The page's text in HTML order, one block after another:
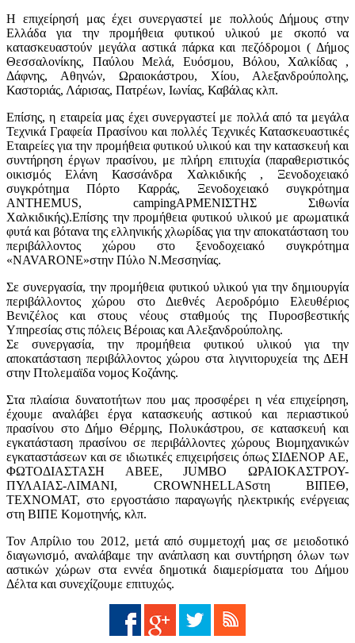
Η επιχείρησή μας έχει συνεργαστεί με πολλούς Δήμους στην
Ελλάδα για την προμήθεια φυτικού υλικού με σκοπό να
κατασκευαστούν μεγάλα αστικά πάρκα και πεζόδρομοι ( Δήμος
Θεσσαλονίκης, Παύλου Μελά, Ευόσμου, Βόλου, Χαλκίδας ,
Δάφνης, Αθηνών, Ωραιοκάστρου, Χίου, Αλεξανδρούπολης,
Καστοριάς, Λάρισας, Πατρέων, Ιωνίας, Καβάλας κλπ.
Επίσης, η εταιρεία μας έχει συνεργαστεί με πολλά από τα μεγάλα
Τεχνικά Γραφεία Πρασίνου και πολλές Τεχνικές Κατασκευαστικές
Εταιρείες για την προμήθεια φυτικού υλικού και την κατασκευή και
συντήρηση έργων πρασίνου, με πλήρη επιτυχία (παραθεριστικός
οικισμός Ελάνη Κασσάνδρα Χαλκιδικής , Ξενοδοχειακό
συγκρότημα Πόρτο Καρράς, Ξενοδοχειακό συγκρότημα
ANTHEMUS, campingΑΡΜΕΝΙΣΤΗΣ Σιθωνία
Χαλκιδικής).Επίσης την προμήθεια φυτικού υλικού με αρωματικά
φυτά και βότανα της ελληνικής χλωρίδας για την αποκατάσταση του
περιβάλλοντος χώρου στο ξενοδοχειακό συγκρότημα
«NAVARONE»στην Πύλο Ν.Μεσσηνίας.
Σε συνεργασία, την προμήθεια φυτικού υλικού για την δημιουργία
περιβάλλοντος χώρου στο Διεθνές Αεροδρόμιο Ελευθέριος
Βενιζέλος και στους νέους σταθμούς της Πυροσβεστικής
Υπηρεσίας στις πόλεις Βέροιας και Αλεξανδρούπολης.
Σε συνεργασία, την προμήθεια φυτικού υλικού για την
αποκατάσταση περιβάλλοντος χώρου στα λιγνιτορυχεία της ΔΕΗ
στην Πτολεμαϊδα νομος Κοζάνης.
Στα πλαίσια δυνατοτήτων που μας προσφέρει η νέα επιχείρηση,
έχουμε αναλάβει έργα κατασκευής αστικού και περιαστικού
πρασίνου στο Δήμο Θέρμης, Πολυκάστρου, σε κατασκευή και
εγκατάσταση πρασίνου σε περιβάλλοντες χώρους Βιομηχανικών
εγκαταστάσεων και σε ιδιωτικές επιχειρήσεις όπως ΣΙΔΕΝΟΡ ΑΕ,
ΦΩΤΟΔΙΑΣΤΑΣΗ ΑΒΕΕ, JUMBO ΩΡΑΙΟΚΑΣΤΡΟΥ-
ΠΥΛΑΙΑΣ-ΛΙΜΑΝΙ, CROWNHELLASστη ΒΙΠΕΘ,
ΤΕΧΝΟΜΑΤ, στο εργοστάσιο παραγωγής ηλεκτρικής ενέργειας
στη ΒΙΠΕ Κομοτηνής, κλπ.
Τον Απρίλιο του 2012, μετά από συμμετοχή μας σε μειοδοτικό
διαγωνισμό, αναλάβαμε την ανάπλαση και συντήρηση όλων των
αστικών χώρων στα εννέα δημοτικά διαμερίσματα του Δήμου
Δέλτα και συνεχίζουμε επιτυχώς.